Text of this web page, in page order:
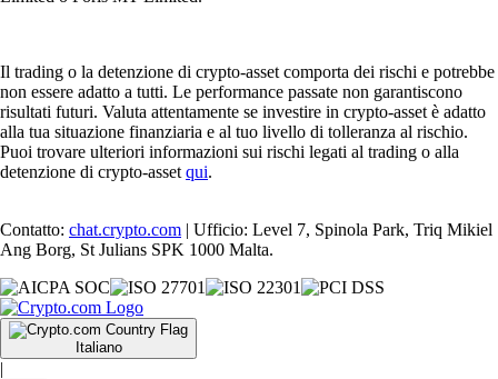
Il trading o la detenzione di crypto-asset comporta dei rischi e potrebbe
non essere adatto a tutti. Le performance passate non garantiscono
risultati futuri. Valuta attentamente se investire in crypto-asset è adatto
alla tua situazione finanziaria e al tuo livello di tolleranza al rischio.
Puoi trovare ulteriori informazioni sui rischi legati al trading o alla
detenzione di crypto-asset qui.
Contatto: chat.crypto.com | Ufficio: Level 7, Spinola Park, Triq Mikiel
Ang Borg, St Julians SPK 1000 Malta.
Italiano
|